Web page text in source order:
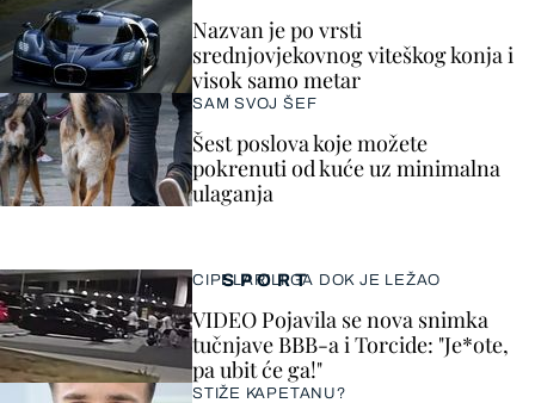
SPORT
CIPELARILI GA DOK JE LEŽAO
VIDEO Pojavila se nova snimka
tučnjave BBB-a i Torcide: "Je*ote,
pa ubit će ga!"
STIŽE KAPETANU?
Nazvan je po vrsti
srednjovjekovnog viteškog konja i
visok samo metar
SAM SVOJ ŠEF
Šest poslova koje možete
pokrenuti od kuće uz minimalna
ulaganja